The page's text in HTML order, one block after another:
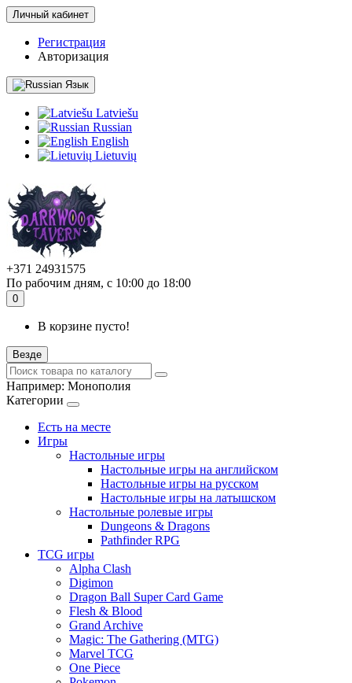
Личный кабинет
Регистрация
Авторизация
Язык
Latviešu
Russian
English
Lietuvių
+371 24931575
По рабочим дням, с 10:00 до 18:00
0
В корзине пусто!
Везде
Например: Монополия
Категории
Есть на месте
Игры
Настольные игры
Настольные игры на английском
Настольные игры на русском
Настольные игры на латышском
Настольные ролевые игры
Dungeons & Dragons
Pathfinder RPG
TCG игры
Alpha Clash
Digimon
Dragon Ball Super Card Game
Flesh & Blood
Grand Archive
Magic: The Gathering (MTG)
Marvel TCG
One Piece